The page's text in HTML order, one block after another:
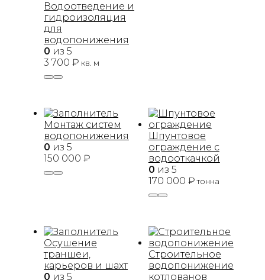
Водоотведение и
гидроизоляция
для
водопонижения
0 из 5
3 700 ₽ кв. м
Монтаж систем
водопонижения
0 из 5
150 000 ₽
Шпунтовое
ограждение с
водооткачкой
0 из 5
170 000 ₽ тонна
Осушение
траншеи,
карьеров и шахт
0 из 5
Строительное
водопонижение
котлованов